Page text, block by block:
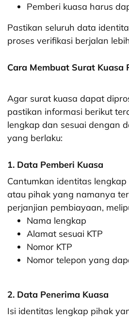
Pemberi kuasa harus
Pastikan seluruh data
proses verifikasi berjalan
Cara Membuat Surat Kuasa
Agar surat kuasa dapat
pastikan informasi berikut
lengkap dan sesuai dengan
yang berlaku:
1. Data Pemberi Kuasa
Cantumkan identitas
atau pihak yang namanya
perjanjian pembiayaan,
Nama lengkap
Alamat sesuai KTP
Nomor KTP
Nomor telepon yang
2. Data Penerima Kuasa
Isi identitas lengkap pihak